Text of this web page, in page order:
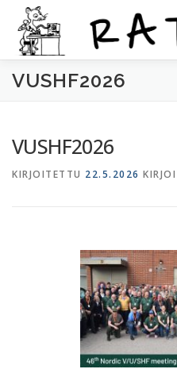
sisältöön
RATS TOIMINTA
RATS IN ENGLISH
VUSHF2026
VUSHF2026
KIRJOITETTU 22.5.2026